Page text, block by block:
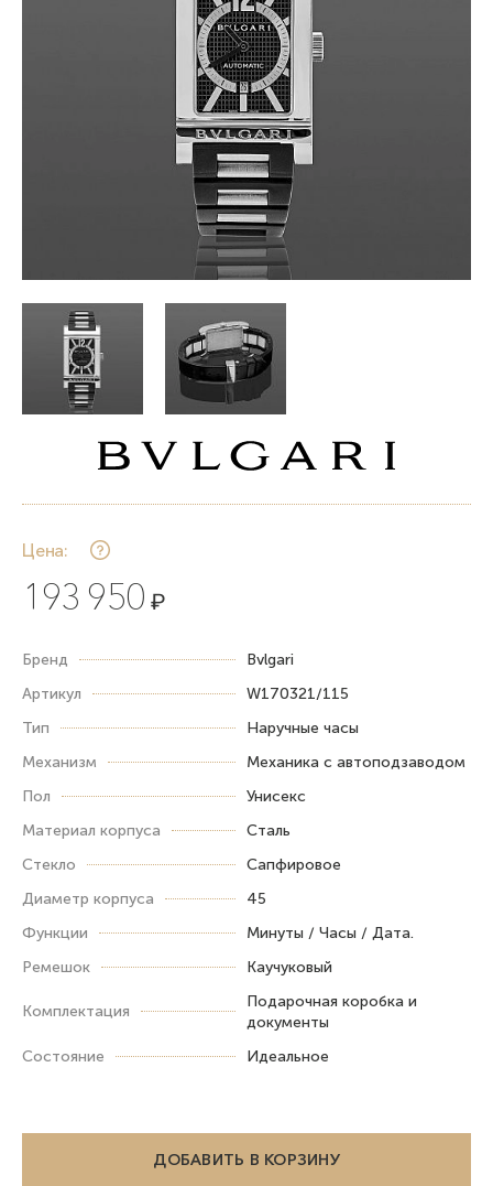
Цена:
193 950 ₽
Бренд
Bvlgari
Артикул
W170321/115
Тип
Наручные часы
Механизм
Механика с автоподзаводом
Пол
Унисекс
Материал корпуса
Сталь
Стекло
Сапфировое
Диаметр корпуса
45
Функции
Минуты / Часы / Дата.
Ремешок
Каучуковый
Комплектация
Подарочная коробка и
документы
Состояние
Идеальное
ДОБАВИТЬ В КОРЗИНУ